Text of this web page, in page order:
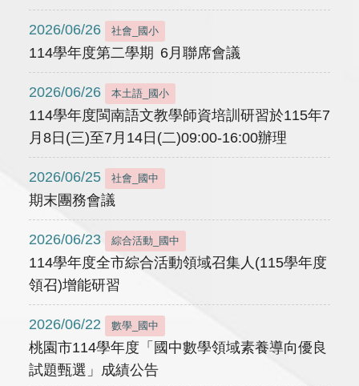
2026/06/26 社會_國小
114學年度第二學期 6月聯席會議
2026/06/26 本土語_國小
114學年度閩南語文教學師資培訓研習於115年7
月8日(三)至7月14日(二)09:00-16:00辦理
2026/06/25 社會_國中
期末團務會議
2026/06/23 綜合活動_國中
114學年度全市綜合活動領域召集人(115學年度
領召)增能研習
2026/06/22 數學_國中
桃園市114學年度「國中數學領域素養導向優良
試題甄選」成績公告